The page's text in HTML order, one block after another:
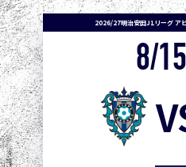
2026/27明治安田J1リーグ ア
8/15